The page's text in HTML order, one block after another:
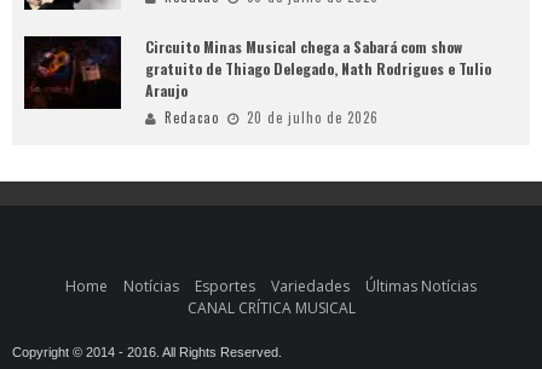
Circuito Minas Musical chega a Sabará com show
gratuito de Thiago Delegado, Nath Rodrigues e Tulio
Araujo
Redacao 20 de julho de 2026
Home Notícias Esportes Variedades
Últimas Notícias
CANAL CRÍTICA MUSICAL
Copyright © 2014 - 2016. All Rights Reserved.